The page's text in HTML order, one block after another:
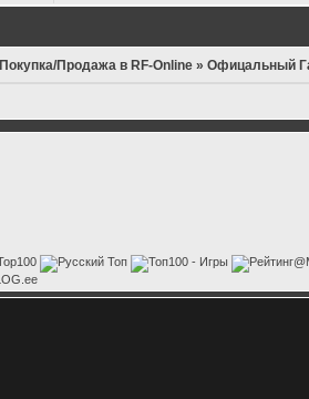
Покупка/Продажа в RF-Online »Офицальный